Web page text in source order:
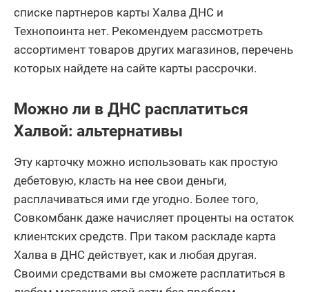
списке партнеров карты Халва ДНС и
Технопоинта нет. Рекомендуем рассмотреть
ассортимент товаров других магазинов, перечень
которых найдете на сайте карты рассрочки.
Можно ли в ДНС расплатиться
Халвой: альтернативы
Эту карточку можно использовать как простую
дебетовую, класть на нее свои деньги,
расплачиваться ими где угодно. Более того,
Совкомбанк даже начисляет проценты на остаток
клиентских средств. При таком раскладе карта
Халва в ДНС действует, как и любая другая.
Своими средствами вы сможете расплатиться в